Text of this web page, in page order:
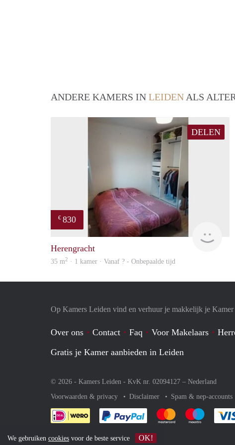
ANDERE KAMERS IN LEIDEN ALS
DELEN
€ 830
Herengracht
35 m2 · 1 kamer · Vanaf ? - Onbepaalde tijd
Op Kamers Leiden vind en verhuur je makkelijk je Kamer
Over ons Contact Faq Voor Makelaars
Gratis je Kamer aanbieden in Leiden
© 2026 - Kamers Leiden - KvK nr. 02094127 – Nederland
Voorwaarden & privacy
Disclaimer Spam & nep-accounts
Je rekent gemakkelijk af met
Je rekent Je rekent
We gebruiken cookies voor de beste service OK!